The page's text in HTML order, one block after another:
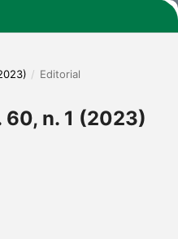
/ Editorial
n. 1 (2023)